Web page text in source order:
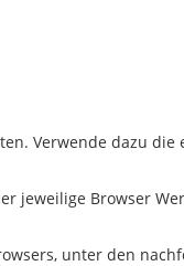
Verwende dazu
jeweilige Browser
unter den